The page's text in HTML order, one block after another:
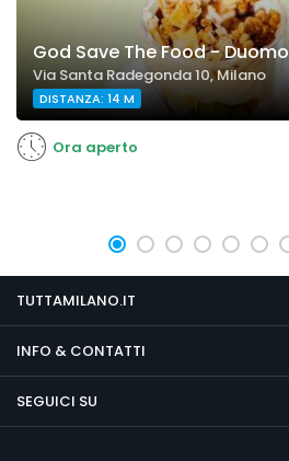
God Save The Food - Duomo
Via Santa Radegonda 10, Milano
DISTANZA: 14 M
Ora aperto
TUTTAMILANO.IT
INFO & CONTATTI
SEGUICI SU